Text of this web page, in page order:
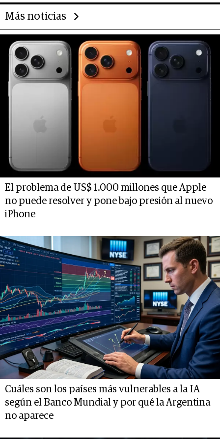
Más noticias
El problema de US$ 1.000 millones que Apple
no puede resolver y pone bajo presión al nuevo
iPhone
Cuáles son los países más vulnerables a la IA
según el Banco Mundial y por qué la Argentina
no aparece